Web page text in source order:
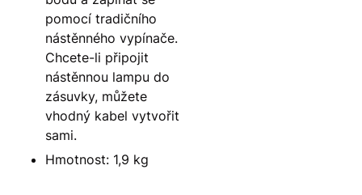
pomocí tradičního
nástěnného vypínače.
Chcete-li připojit
nástěnnou lampu do
zásuvky, můžete
vhodný kabel vytvořit
sami.
Hmotnost: 1,9 kg